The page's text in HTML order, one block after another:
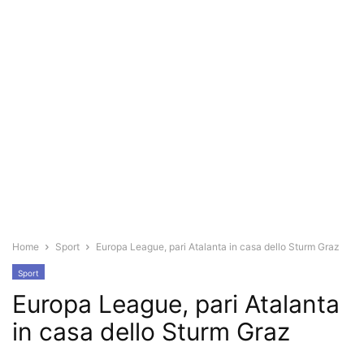
Home Sport Europa League, pari Atalanta in casa dello Sturm Graz
Sport
Europa League, pari Atalanta
in casa dello Sturm Graz